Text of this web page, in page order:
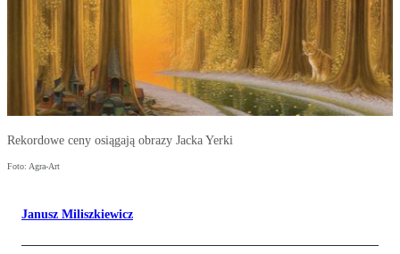
Rekordowe ceny osiągają obrazy Jacka Yerki
Foto: Agra-Art
Janusz Miliszkiewicz